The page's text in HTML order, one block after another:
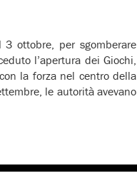
ottobre, per sgomberare
l’apertura dei Giochi,
la forza nel centro della
le autorità avevano